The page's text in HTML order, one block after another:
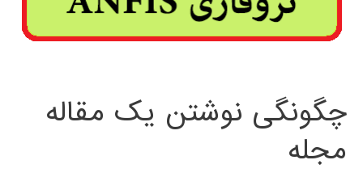
چگونگی نوشتن یک مقاله
مجله